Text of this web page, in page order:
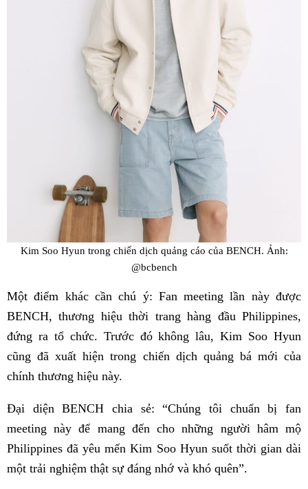
Kim Soo Hyun trong chiến dịch quảng cáo của BENCH. Ảnh:
@bcbench
Một điểm khác cần chú ý: Fan meeting lần này được
BENCH, thương hiệu thời trang hàng đầu Philippines,
đứng ra tổ chức. Trước đó không lâu, Kim Soo Hyun
cũng đã xuất hiện trong chiến dịch quảng bá mới của
chính thương hiệu này.
Đại diện BENCH chia sẻ: “Chúng tôi chuẩn bị fan
meeting này để mang đến cho những người hâm mộ
Philippines đã yêu mến Kim Soo Hyun suốt thời gian dài
một trải nghiệm thật sự đáng nhớ và khó quên”.